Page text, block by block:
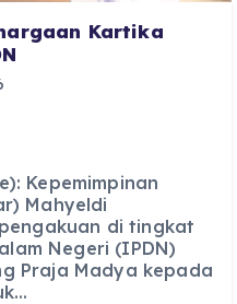
Kartika
Kepemimpinan
Mahyeldi
di tingkat
Negeri (IPDN)
Praja Madya kepada